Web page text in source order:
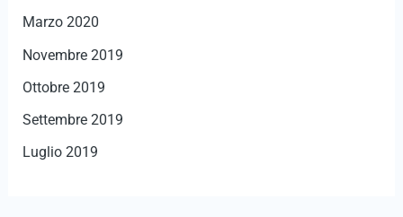
Marzo 2020
Novembre 2019
Ottobre 2019
Settembre 2019
Luglio 2019